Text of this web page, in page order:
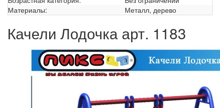
Материалы:
Металл, дерево
Качели Лодочка арт. 1183